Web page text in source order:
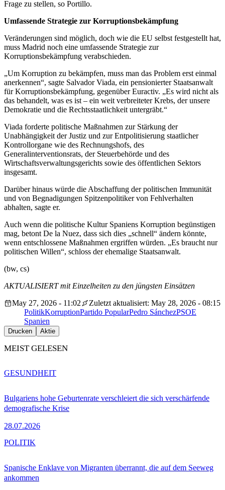
Frage zu stellen, so Portillo.
Umfassende Strategie zur Korruptionsbekämpfung
Veränderungen sind möglich, doch wie die EU selbst festgestellt hat,
muss Madrid noch eine umfassende Strategie zur
Korruptionsbekämpfung verabschieden.
„Um Korruption zu bekämpfen, muss man das Problem erst einmal
anerkennen“, sagte Salvador Viada, ein pensionierter Staatsanwalt
für Korruptionsbekämpfung, gegenüber Euractiv. „Es wird nicht als
das behandelt, was es ist – ein weit verbreiteter Krebs, der unsere
Demokratie und die Rechtsstaatlichkeit untergräbt.“
Viada forderte politische Maßnahmen zur Stärkung der
Unabhängigkeit der Justiz und zur Entpolitisierung staatlicher
Kontrollorgane wie des Rechnungshofs, des
Generalinterventionsrats, der Steuerbehörde und des
Wirtschaftsverwaltungsgerichts sowie des öffentlichen Sektors
insgesamt.
Darüber hinaus würde die Abschaffung der politischen Immunität
und von Begnadigungen Spitzenpolitiker von Fehlverhalten
abhalten, sagte er.
Auch wenn die politische Kultur Spaniens Korruption begünstigen
mag, betont De la Nuez, dass sich dies „schnell“ ändern könnte,
wenn entschlossene Maßnahmen ergriffen würden. „Es braucht nur
politischen Willen“, schloss der ehemalige Staatsanwalt.
(bw, cs)
AKTUALISIERT mit Einzelheiten zu den jüngsten Einsätzen
May 27, 2026 - 11:02
Zuletzt aktualisiert: May 28, 2026 - 08:15
PolitikKorruptionPartido PopularPedro SánchezPSOE
Spanien
Drucken Aktie
MEIST GELESEN
Bulgariens hohe Geburtenrate verschleiert die sich verschärfende
demografische Krise
28.07.2026
GESUNDHEIT
Spanische Enklave von Migranten überrannt, die auf dem Seeweg
ankommen
POLITIK